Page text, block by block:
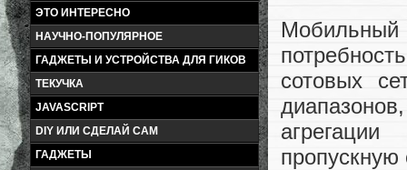
ЭТО ИНТЕРЕСНО
НАУЧНО-ПОПУЛЯРНОЕ
ГАДЖЕТЫ И УСТРОЙСТВА ДЛЯ ГИКОВ
ТЕКУЧКА
JAVASCRIPT
DIY ИЛИ СДЕЛАЙ САМ
ГАДЖЕТЫ
сотовых
пропускную